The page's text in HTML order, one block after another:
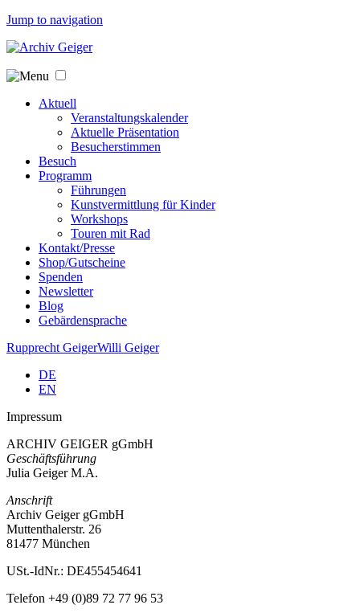
Jump to navigation
Aktuell
Veranstaltungskalender
Aktuelle Präsentation
Besucherstimmen
Besuch
Programm
Führungen
Kunstvermittlung für Kinder
Workshops
Touren mit Rad
Kontakt/Presse
Shop/Gutscheine
Spenden
Newsletter
Blog
Gebärdensprache
Rupprecht GeigerWilli Geiger
DE
EN
Impressum
ARCHIV GEIGER gGmbH
Geschäftsführung
Julia Geiger M.A.
Anschrift
Archiv Geiger gGmbH
Muttenthalerstr. 26
81477 München
USt.-IdNr.: DE455454641
Telefon +49 (0)89 72 77 96 53